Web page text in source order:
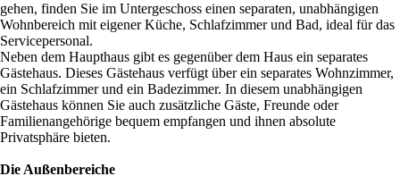
gehen, finden Sie im Untergeschoss einen separaten, unabhängigen
Wohnbereich mit eigener Küche, Schlafzimmer und Bad, ideal für das
Servicepersonal.
Neben dem Haupthaus gibt es gegenüber dem Haus ein separates
Gästehaus. Dieses Gästehaus verfügt über ein separates Wohnzimmer,
ein Schlafzimmer und ein Badezimmer. In diesem unabhängigen
Gästehaus können Sie auch zusätzliche Gäste, Freunde oder
Familienangehörige bequem empfangen und ihnen absolute
Privatsphäre bieten.
Die Außenbereiche